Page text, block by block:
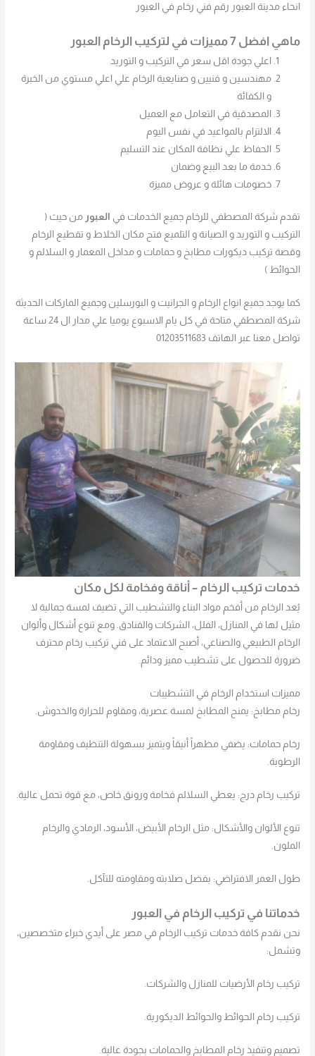
انحاء مدينة العبور رقم فني رخام في العبور
ماهي افضل 7 مميزات في لتركيب الرخام العبور
اعلي جودة اقل سعر في التركيب و التوريد
مهندسين و فنيين و صنايعية الرخام علي اعلي مستوي من الخبرة
و الكفائة
المصدقية في التعامل مع العميل
الالتزام بالمواعيد في نفس اليوم
الحفاظ علي نظافة المكان عند التسليم
خدمة ما بعد البيع وضمان
خصومات هائلة و عروض مميزة
تقدم شركة المصطفي للرخام جميع الخدمات في العبور من حيث (
التركيب و التوريد و الصيانة و التلميع فتح مكان الخلاط و تقطيع الرخام
وقصة تركيب ديكورات مطابخ و حمامات و مداخل المعمار و السلالم و
الحوائط )
كما يوجد جميع انواع الرخام و الجرانيت و البورسلين وجميع الماركات الحديثة
شركة المصطفي متاحة في كل يام الاسبوع يوميا علي مدار ال 24 ساعة
تواصل معنا عبر الهاتف 01203511683
خدمات تركيب الرخام – أناقة وفخامة لكل مكان
يُعد الرخام من أفخم مواد البناء والتشطيب التي تضيف لمسة جمالية لا
مثيل لها في المنازل، الفلل، الشركات والفنادق. ومع تنوع أشكال وألوان
الرخام الطبيعي والصناعي، أصبح الاعتماد على فني تركيب رخام محترف
ضرورة للحصول على تشطيب مميز ودائم.
مميزات استخدام الرخام في التشطيبات
رخام مطابخ: يمنح المطابخ لمسة عصرية، ومقاوم للحرارة والخدوش.
رخام حمامات: يضفي مظهراً أنيقاً ويتميز بسهولة التنظيف ومقاومة
الرطوبة.
تركيب رخام درج: يعطي السلالم فخامة ورونق خاص، مع قوة تحمل عالية.
تنوع الألوان والأشكال: مثل الرخام الأبيض، الأسود، الرمادي والرخام
الملون.
طول العمر الافتراضي: بفضل صلابته ومقاومته للتآكل.
خدماتنا في تركيب الرخام في العبور
نحن نقدم كافة خدمات تركيب الرخام في مصر على أيدي خبراء متخصصين،
وتشمل:
تركيب رخام الأرضيات للمنازل والشركات.
تركيب رخام الحوائط والحوائط الديكورية.
تصميم وتنفيذ رخام المطابخ والحمامات بجودة عالية.